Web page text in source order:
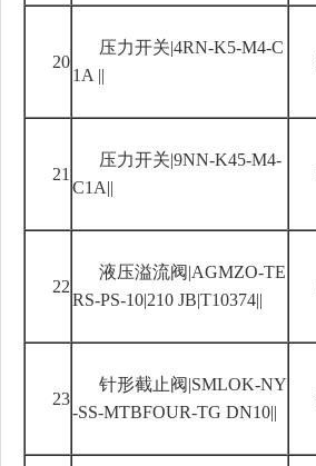
20
压力开关|4RN-K5-M4-C
1A ||
21
压力开关|9NN-K45-M4-
C1A||
22
液压溢流阀|AGMZO-TE
RS-PS-10|210 JB|T10374||
23
针形截止阀|SMLOK-NY
-SS-MTBFOUR-TG DN10||